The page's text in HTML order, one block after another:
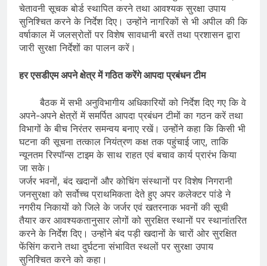
चेतावनी सूचक बोर्ड स्थापित करने तथा आवश्यक सुरक्षा उपाय
सुनिश्चित करने के निर्देश दिए। उन्होंने नागरिकों से भी अपील की कि
वर्षाकाल में जलस्रोतों पर विशेष सावधानी बरतें तथा प्रशासन द्वारा
जारी सुरक्षा निर्देशों का पालन करें।
हर एसडीएम अपने क्षेत्र में गठित करेंगे आपदा प्रबंधन टीम
बैठक में सभी अनुविभागीय अधिकारियों को निर्देश दिए गए कि वे
अपने-अपने क्षेत्रों में समर्पित आपदा प्रबंधन टीमों का गठन करें तथा
विभागों के बीच निरंतर समन्वय बनाए रखें। उन्होंने कहा कि किसी भी
घटना की सूचना तत्काल नियंत्रण कक्ष तक पहुंचाई जाए, ताकि
न्यूनतम रिस्पॉन्स टाइम के साथ राहत एवं बचाव कार्य प्रारंभ किया
जा सके।
जर्जर भवनों, बंद खदानों और कोचिंग संस्थानों पर विशेष निगरानी
जनसुरक्षा को सर्वोच्च प्राथमिकता देते हुए अपर कलेक्टर पांडे ने
नगरीय निकायों को जिले के जर्जर एवं खतरनाक भवनों की सूची
तैयार कर आवश्यकतानुसार लोगों को सुरक्षित स्थानों पर स्थानांतरित
करने के निर्देश दिए। उन्होंने बंद पड़ी खदानों के चारों ओर सुरक्षित
फेंसिंग कराने तथा दुर्घटना संभावित स्थलों पर सुरक्षा उपाय
सुनिश्चित करने को कहा।